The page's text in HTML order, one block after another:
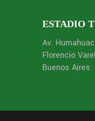
ESTADIO
Av.
Florencio
Buenos Aires